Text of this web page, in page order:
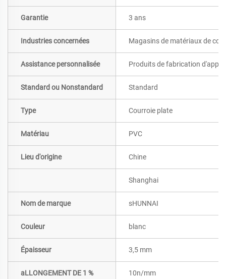
Garantie 3 ans
Industries concernées Magasins de matériaux de
Assistance personnalisée Produits de fabrication
Standard ou Nonstandard Standard
Type Courroie plate
Matériau PVC
Lieu d'origine Chine
Shanghai
Nom de marque sHUNNAI
Couleur blanc
Épaisseur 3,5 mm
aLLONGEMENT DE 1 % 10n/mm